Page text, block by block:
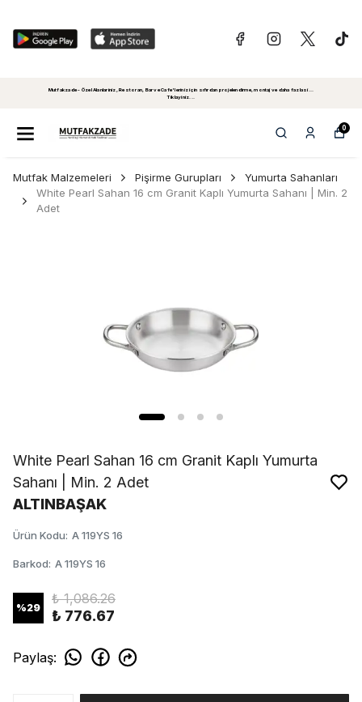
Mutfakzade - Özel Alanlariniz, Restoran, Bar ve Cafe'leriniz için sıfırdan projelendirme, montaj ve daha fazlasi...
Tiklayiniz...
0
Mutfak Malzemeleri Pişirme Gurupları
Yumurta Sahanları
White Pearl Sahan 16 cm Granit Kaplı Yumurta Sahanı | Min. 2
Adet
White Pearl Sahan 16 cm Granit Kaplı Yumurta
Sahanı | Min. 2 Adet
ALTINBAŞAK
Ürün Kodu: A 119YS 16
Barkod: A 119YS 16
%29
₺ 1,086.26
₺ 776.67
Paylaş: